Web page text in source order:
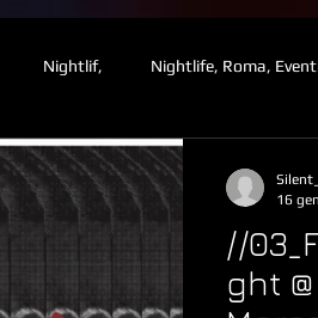
Nightlif, Nightlife, Roma,
//
ght
16